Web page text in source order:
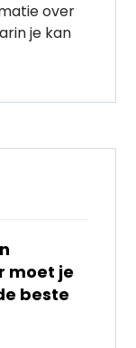
over
je kan
moet je
beste